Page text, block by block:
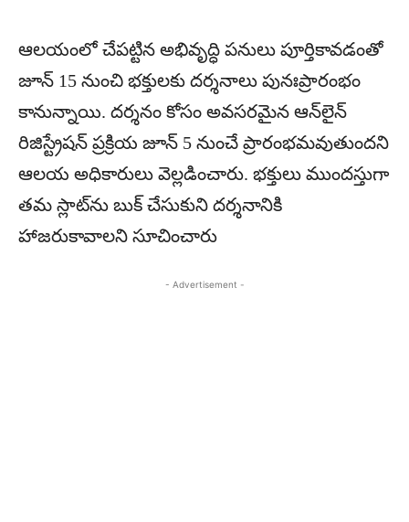
ఆలయంలో చేపట్టిన అభివృద్ధి పనులు పూర్తికావడంతో
జూన్ 15 నుంచి భక్తులకు దర్శనాలు పునఃప్రారంభం
కానున్నాయి. దర్శనం కోసం అవసరమైన ఆన్‌లైన్
రిజిస్ట్రేషన్ ప్రక్రియ జూన్ 5 నుంచే ప్రారంభమవుతుందని
ఆలయ అధికారులు వెల్లడించారు. భక్తులు ముందస్తుగా
తమ స్లాట్‌ను బుక్ చేసుకుని దర్శనానికి
హాజరుకావాలని సూచించారు
- Advertisement -